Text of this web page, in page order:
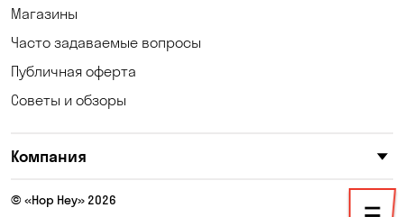
Кривой Рог
Кропивницкий
Магазины
Часто задаваемые вопросы
Публичная оферта
Советы и обзоры
Компания
© «Hop Hey» 2026